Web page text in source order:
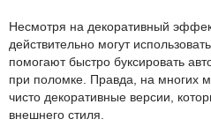
Несмотря на декоративный
действительно могут
помогают быстро буксировать
при поломке. Правда, на многих
чисто декоративные версии,
внешнего стиля.